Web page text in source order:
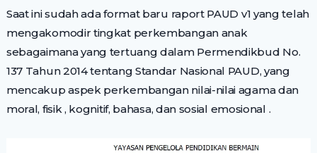
Saat ini sudah ada format baru raport PAUD v1 yang telah
mengakomodir tingkat perkembangan anak
sebagaimana yang tertuang dalam Permendikbud No.
137 Tahun 2014 tentang Standar Nasional PAUD, yang
mencakup aspek perkembangan nilai-nilai agama dan
moral, fisik , kognitif, bahasa, dan sosial emosional .